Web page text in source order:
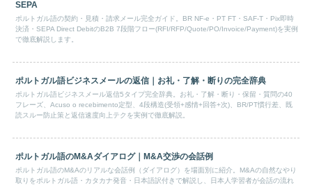
SEPA
ポルトガル語の契約・見積・請求メール完全ガイド。BR NF-e・PT FT・SAF-T・Pix即時
決済・SEPA Direct DebitのB2B 7段階フロー(RFI/RFP/Quote/PO/Invoice/Payment)を実例
で徹底解説します。
ポルトガル語ビジネスメールの返信｜お礼・了解・断りの完全辞典
ポルトガル語ビジネスメール返信5タイプ完全辞典。お礼・了解・断り・保留・質問の40
フレーズ、Acuso o recebimento定型、4段構造(受領+感情+回答+次)、BR/PT慣行差、既
読スルー防止策と返信速度向上テクを実例で徹底解説。
ポルトガル語のM&Aダイアログ｜M&A交渉の会話例
ポルトガル語のM&Aのリアルな会話例（ダイアログ）を場面別に紹介。M&Aの自然なやり
取りをポルトガル語・カタカナ発音・日本語訳付きで解説し、日本人学習者が会話の流れ